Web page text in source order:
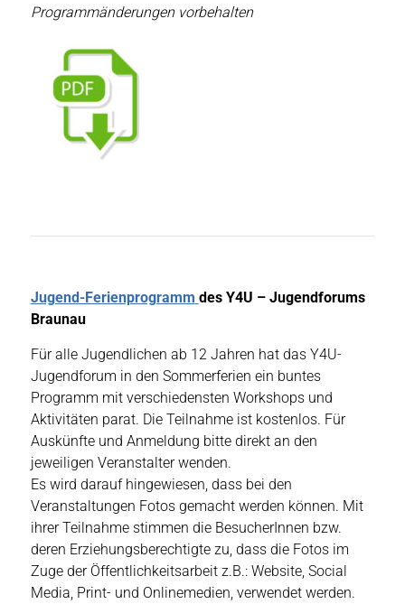
Programmänderungen vorbehalten
Jugend-Ferienprogramm des Y4U – Jugendforums
Braunau
Für alle Jugendlichen ab 12 Jahren hat das Y4U-
Jugendforum in den Sommerferien ein buntes
Programm mit verschiedensten Workshops und
Aktivitäten parat. Die Teilnahme ist kostenlos. Für
Auskünfte und Anmeldung bitte direkt an den
jeweiligen Veranstalter wenden.
Es wird darauf hingewiesen, dass bei den
Veranstaltungen Fotos gemacht werden können. Mit
ihrer Teilnahme stimmen die BesucherInnen bzw.
deren Erziehungsberechtigte zu, dass die Fotos im
Zuge der Öffentlichkeitsarbeit z.B.: Website, Social
Media, Print- und Onlinemedien, verwendet werden.